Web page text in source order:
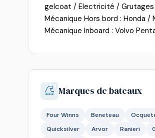
gelcoat / Electricité / Grutages
Mécanique Hors bord : Honda /
Mécanique Inboard : Volvo
Marques de bateaux
Four Winns Beneteau
Quicksilver
Arvor Ranieri